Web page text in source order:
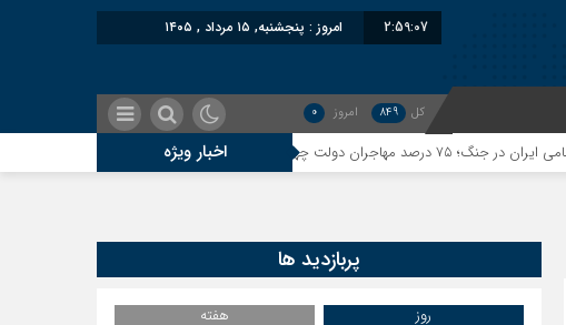
2:59:07 امروز : پنجشنبه, ۱۵ مرداد , ۱۴۰۵
کل 849 امروز 0
اخبار ویژه
پربازدید ها
روز
هفته